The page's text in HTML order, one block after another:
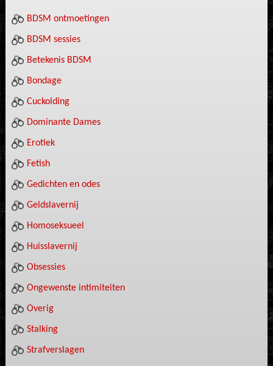
BDSM ontmoetingen
BDSM sessies
Betekenis BDSM
Bondage
Cuckolding
Dominante Dames
Erotiek
Fetish
Gedichten en odes
Geldslavernij
Homoseksueel
Huisslavernij
Obsessies
Ongewenste intimiteiten
Overig
Stalking
Strafverslagen